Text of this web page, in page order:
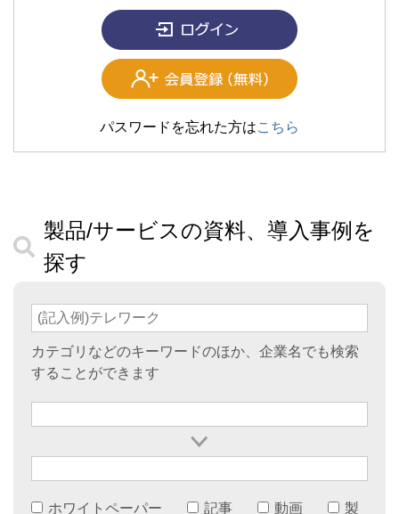
パスワードを忘れた方はこちら
製品/サービスの資料、導入事例を
探す
カテゴリなどのキーワードのほか、企業名でも検索
することができます
ホワイトペーパー 記事 動画 製